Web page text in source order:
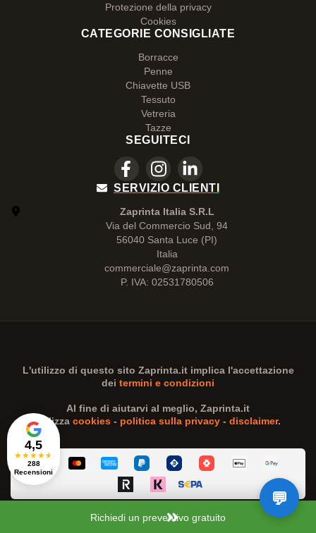
Richiedi un preventivo gratuito
4,5
★★★★★
288
Recensioni
Protezione della privacy
Cookies
CATEGORIE CONSIGLIATE
Borracce
Penne
Chiavette USB
Tessuto
Vetreria
Tazze
SEGUITECI
SERVIZIO CLIENTI
Zaprinta Italia S.R.L
Via del Commercio Sud, 94
56040 Santa Luce (PI)
Italia
commerciale@zaprinta.com
P. IVA: 02531780506
L'utilizzo di questo sito Zaprinta.itimplica l'accettazione
dei termini e condizioni
Al fine di aiutarvi al meglio, Zaprinta.it
utilizza cookies- politica sulla privacy- disclaimer.